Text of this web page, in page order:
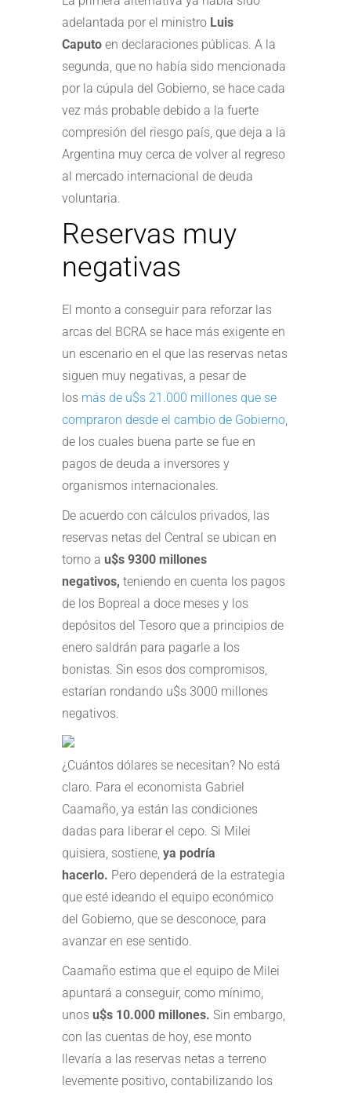
adelantada por el ministro Luis
Caputo en declaraciones públicas. A la
segunda, que no había sido mencionada
por la cúpula del Gobierno, se hace cada
vez más probable debido a la fuerte
compresión del riesgo país, que deja a la
Argentina muy cerca de volver al regreso
al mercado internacional de deuda
voluntaria.
Reservas muy
negativas
El monto a conseguir para reforzar las
arcas del BCRA se hace más exigente en
un escenario en el que las reservas netas
siguen muy negativas, a pesar de
los más de u$s 21.000 millones que se
compraron desde el cambio de Gobierno
de los cuales buena parte se fue en
pagos de deuda a inversores y
organismos internacionales.
De acuerdo con cálculos privados, las
reservas netas del Central se ubican en
torno a u$s 9300 millones
negativos, teniendo en cuenta los pagos
de los Bopreal a doce meses y los
depósitos del Tesoro que a principios de
enero saldrán para pagarle a los
bonistas. Sin esos dos compromisos,
estarían rondando u$s 3000 millones
negativos.
¿Cuántos dólares se necesitan? No está
claro. Para el economista Gabriel
Caamaño, ya están las condiciones
dadas para liberar el cepo. Si Milei
quisiera, sostiene, ya podría
hacerlo. Pero dependerá de la estrategia
que esté ideando el equipo económico
del Gobierno, que se desconoce, para
avanzar en ese sentido.
Caamaño estima que el equipo de Milei
apuntará a conseguir, como mínimo,
unos u$s 10.000 millones. Sin embargo,
con las cuentas de hoy, ese monto
llevaría a las reservas netas a terreno
levemente positivo, contabilizando los